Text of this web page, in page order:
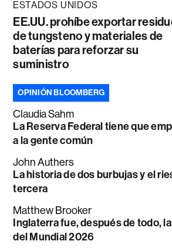
ESTADOS UNIDOS
EE.UU. prohíbe exportar
de tungsteno y materiales de
baterías para reforzar su
suministro
OPINIÓN BLOOMBERG
Claudia Sahm
La Reserva Federal tiene que
a la gente común
John Authers
La historia de dos burbujas y el
tercera
Matthew Brooker
Inglaterra fue, después de todo,
del Mundial 2026